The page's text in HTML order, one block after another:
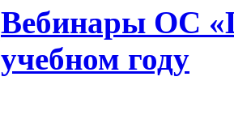
Вебинары ОС
учебном году